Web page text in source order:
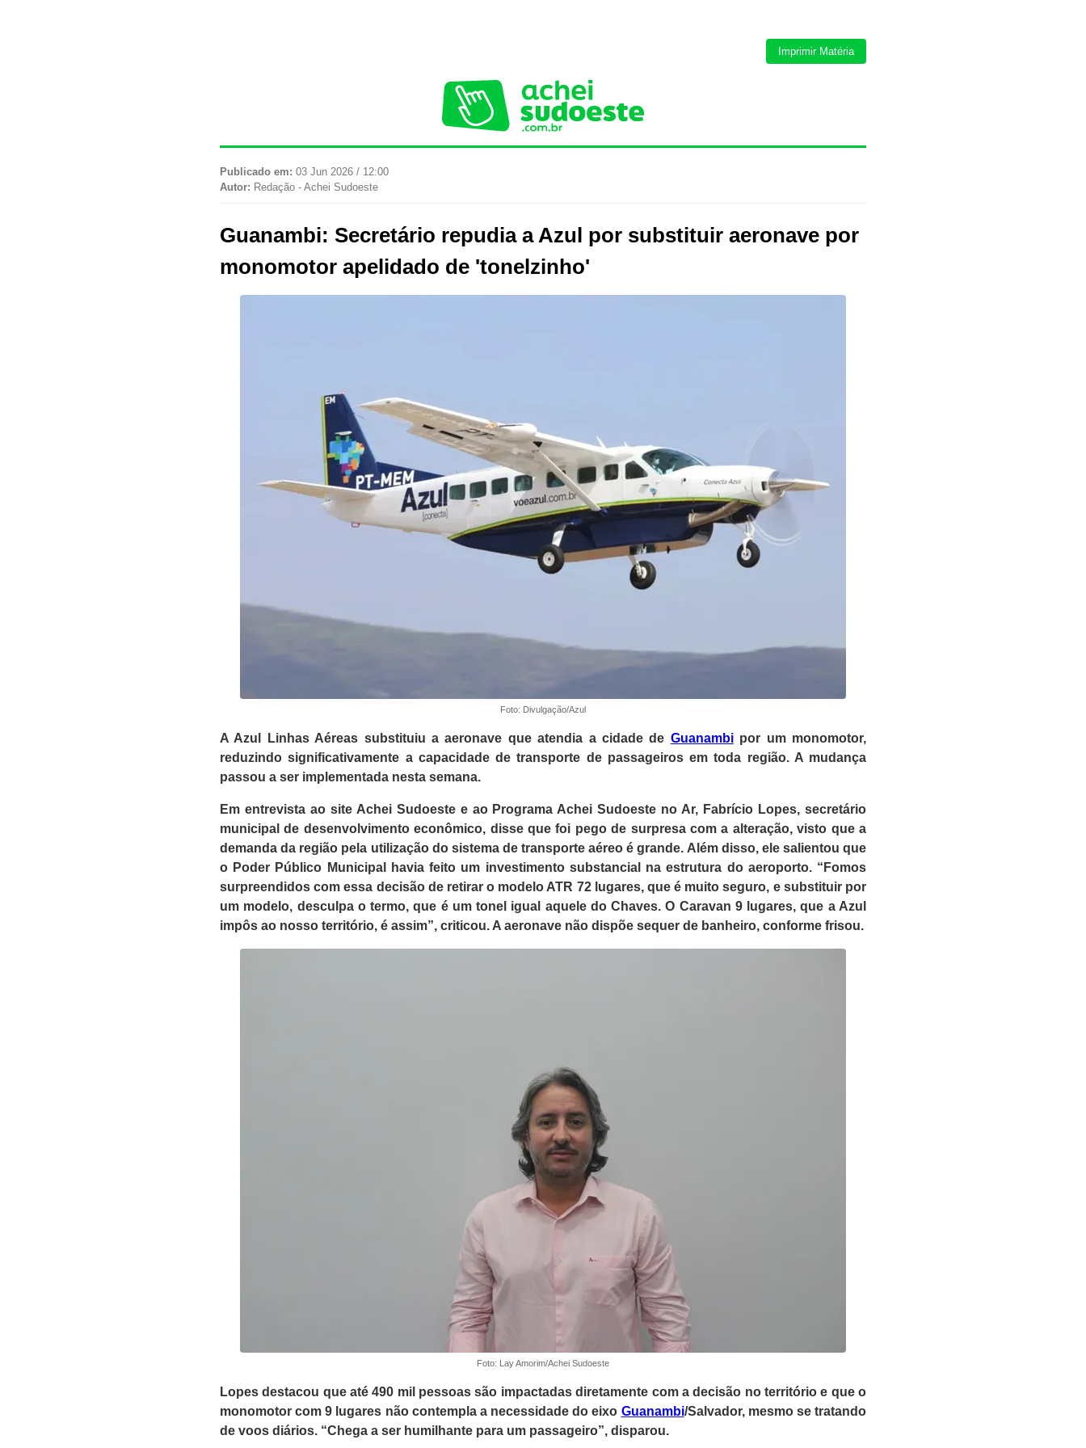
Imprimir Matéria
Publicado em: 03 Jun 2026 / 12:00
Autor: Redação - Achei Sudoeste
Guanambi: Secretário repudia a Azul por substituir aeronave por
monomotor apelidado de 'tonelzinho'
Foto: Divulgação/Azul
A Azul Linhas Aéreas substituiu a aeronave que atendia a cidade de Guanambipor um monomotor,
reduzindo significativamente a capacidade de transporte de passageiros em toda região. A mudança
passou a ser implementada nesta semana.
Em entrevista ao site Achei Sudoeste e ao Programa Achei Sudoeste no Ar, Fabrício Lopes, secretário
municipal de desenvolvimento econômico, disse que foi pego de surpresa com a alteração, visto que a
demanda da região pela utilização do sistema de transporte aéreo é grande. Além disso, ele salientou que
o Poder Público Municipal havia feito um investimento substancial na estrutura do aeroporto. “Fomos
surpreendidos com essa decisão de retirar o modelo ATR 72 lugares, que é muito seguro, e substituir por
um modelo, desculpa o termo, que é um tonel igual aquele do Chaves. O Caravan 9 lugares, que a Azul
impôs ao nosso território, é assim”, criticou. A aeronave não dispõe sequer de banheiro, conforme frisou.
Foto: Lay Amorim/Achei Sudoeste
Lopes destacou que até 490 mil pessoas são impactadas diretamente com a decisão no território e que o
monomotor com 9 lugares não contempla a necessidade do eixo Guanambi/Salvador, mesmo se tratando
de voos diários. “Chega a ser humilhante para um passageiro”, disparou.